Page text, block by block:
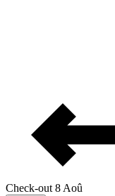
Check-out 8 Aoû